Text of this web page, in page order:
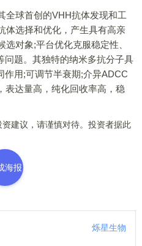
球首创的VHH抗体发现和工
体选择和优化，产生具有高亲
对象;平台优化克服稳定性、
问题。其独特的纳米多抗分子具
作用;可调节半衰期;介异ADCC
表达量高，纯化回收率高，稳
建议，请谨慎对待。投资者据此
海报
烁星生物